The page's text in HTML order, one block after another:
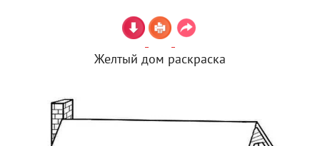
Желтый дом раскраска